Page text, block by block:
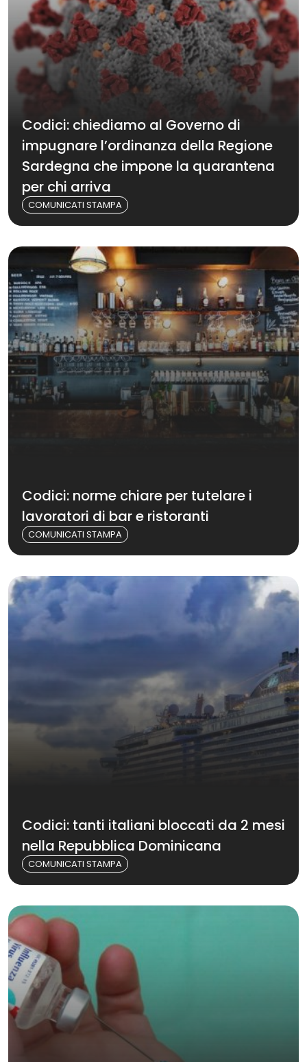
Codici: chiediamo al Governo di
impugnare l’ordinanza della Regione
Sardegna che impone la quarantena
per chi arriva
COMUNICATI STAMPA
Codici: norme chiare per tutelare i
lavoratori di bar e ristoranti
COMUNICATI STAMPA
Codici: tanti italiani bloccati da 2 mesi
nella Repubblica Dominicana
COMUNICATI STAMPA